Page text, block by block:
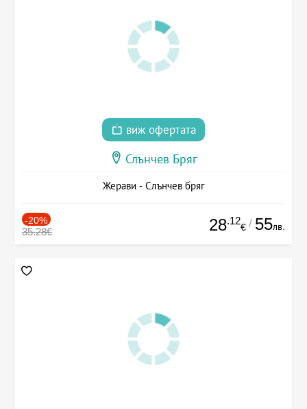
виж офертата
Слънчев Бряг
Жерави - Слънчев бряг
-20%
35.28€ 28.12
€ / 55лв.